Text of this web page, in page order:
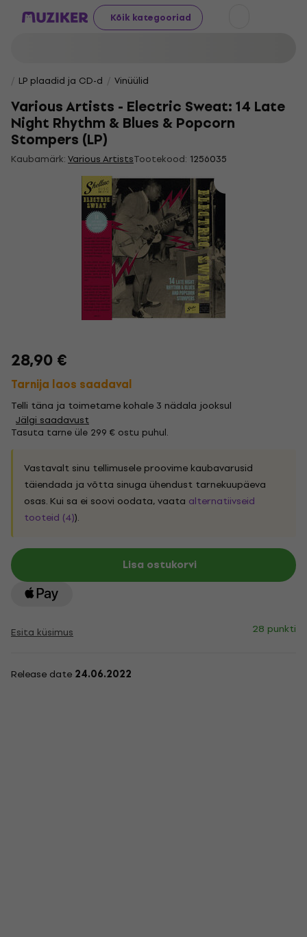
Kõik kategooriad
LP plaadid ja CD-d Vinüülid
Various Artists - Electric Sweat: 14 Late
Night Rhythm & Blues & Popcorn
Stompers (LP)
Kaubamärk:Various ArtistsTootekood: 1256035
28,90 €
Tarnija laos saadaval
Telli täna ja toimetame kohale 3 nädala jooksul
Jälgi saadavust
Tasuta tarne üle 299 € ostu puhul.
Vastavalt sinu tellimusele proovime kaubavarusid
täiendada ja võtta sinuga ühendust tarnekuupäeva
osas. Kui sa ei soovi oodata, vaata alternatiivseid
tooteid (4)).
Lisa ostukorvi
Esita küsimus 28 punkti
Release date 24.06.2022